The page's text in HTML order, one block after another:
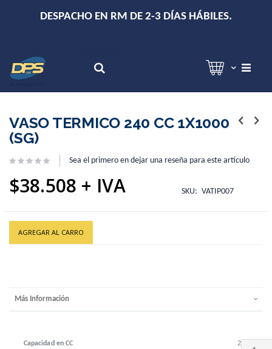
DESPACHO EN RM DE 2-3 DÍAS HÁBILES.
to
the
end
the
gallery
to
the
beginning
the
gallery
VASO TERMICO 240 CC 1X1000
(SG)
Sea el primero en dejar una reseña para este artículo
$38.508 SKU VATIP007
AGREGAR AL CARRO
Más Información
Capacidad en CC 240